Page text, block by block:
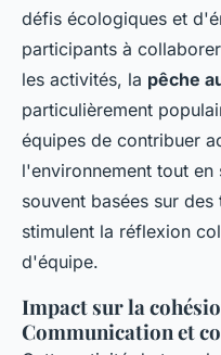
défis écologiques et
participants à
les activités, la pêche
particulièrement
équipes de contribuer
l'environnement tout en
souvent basées sur
stimulent la réflexion
d'équipe.
Impact sur la
Communication et